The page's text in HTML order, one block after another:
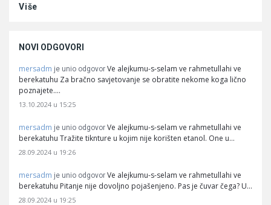
Više
NOVI ODGOVORI
mersadm je unio odgovor Ve alejkumu-s-selam ve rahmetullahi ve
berekatuhu Za bračno savjetovanje se obratite nekome koga lično
poznajete.…
13.10.2024 u 15:25
mersadm je unio odgovor Ve alejkumu-s-selam ve rahmetullahi ve
berekatuhu Tražite tiknture u kojim nije korišten etanol. One u…
28.09.2024 u 19:26
mersadm je unio odgovor Ve alejkumu-s-selam ve rahmetullahi ve
berekatuhu Pitanje nije dovoljno pojašenjeno. Pas je čuvar čega? U…
28.09.2024 u 19:25